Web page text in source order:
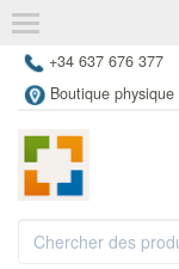
+34 637 676 377
Boutique physique